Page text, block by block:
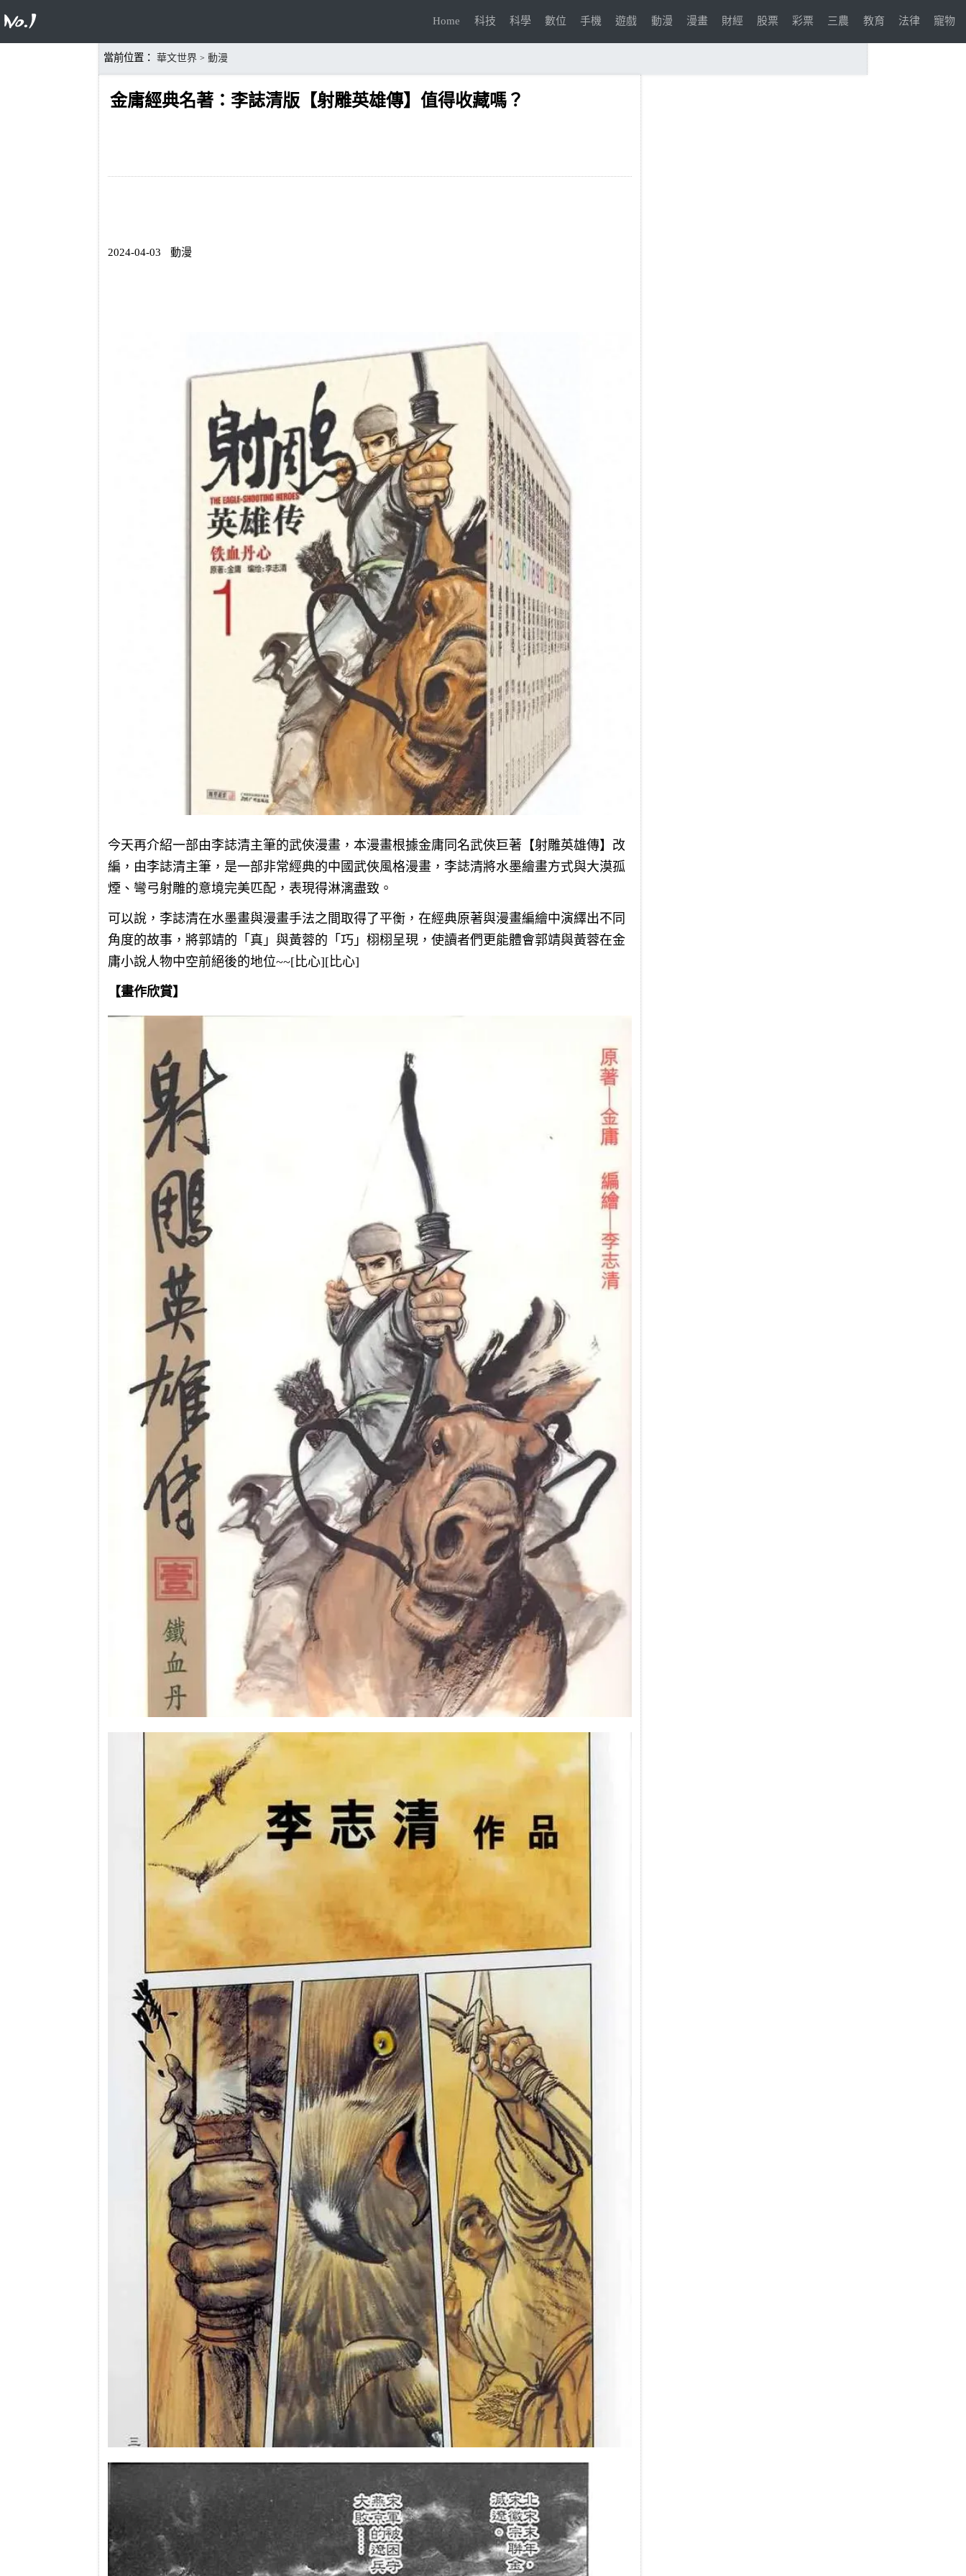
Home 科技 科學 數位 手機 遊戲 動漫 漫畫 財經 股票 彩票 三農 教育 法律 寵物
當前位置： 華文世界 > 動漫
金庸經典名著：李誌清版【射雕英雄傳】值得收藏嗎？
2024-04-03 動漫
今天再介紹一部由李誌清主筆的武俠漫畫，本漫畫根據金庸同名武俠巨著【射雕英雄傳】改
編，由李誌清主筆，是一部非常經典的中國武俠風格漫畫，李誌清將水墨繪畫方式與大漠孤
煙、彎弓射雕的意境完美匹配，表現得淋漓盡致。
可以說，李誌清在水墨畫與漫畫手法之間取得了平衡，在經典原著與漫畫編繪中演繹出不同
角度的故事，將郭靖的「真」與黃蓉的「巧」栩栩呈現，使讀者們更能體會郭靖與黃蓉在金
庸小說人物中空前絕後的地位~~[比心][比心]
【畫作欣賞】